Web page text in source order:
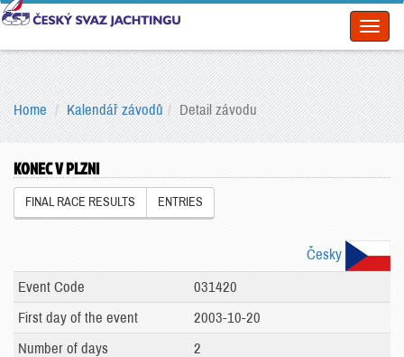
Home Kalendář závodů Detail závodu
KONEC V PLZNI
FINAL RACE RESULTS ENTRIES
Česky
Event Code
031420
First day of the event
2003-10-20
Number of days
2